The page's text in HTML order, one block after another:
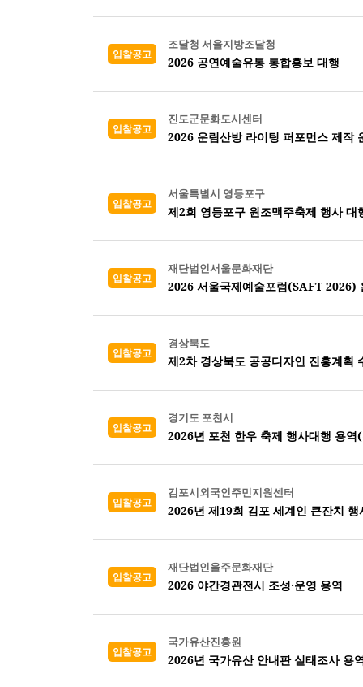
입찰공고
조달청 서울지방조달청
2026 공연예술유통 통합홍보 대행
입찰공고
진도군문화도시센터
2026 운림산방 라이팅 퍼포먼스 제작
입찰공고
서울특별시 영등포구
제2회 영등포구 원조맥주축제 행사 대
입찰공고
재단법인서울문화재단
2026 서울국제예술포럼(SAFT 2026)
입찰공고
경상북도
제2차 경상북도 공공디자인 진흥계획
입찰공고
경기도 포천시
2026년 포천 한우 축제 행사대행 용역
입찰공고
김포시외국인주민지원센터
2026년 제19회 김포 세계인 큰잔치 행
입찰공고
재단법인울주문화재단
2026 야간경관전시 조성·운영 용역
입찰공고
국가유산진흥원
2026년 국가유산 안내판 실태조사 용